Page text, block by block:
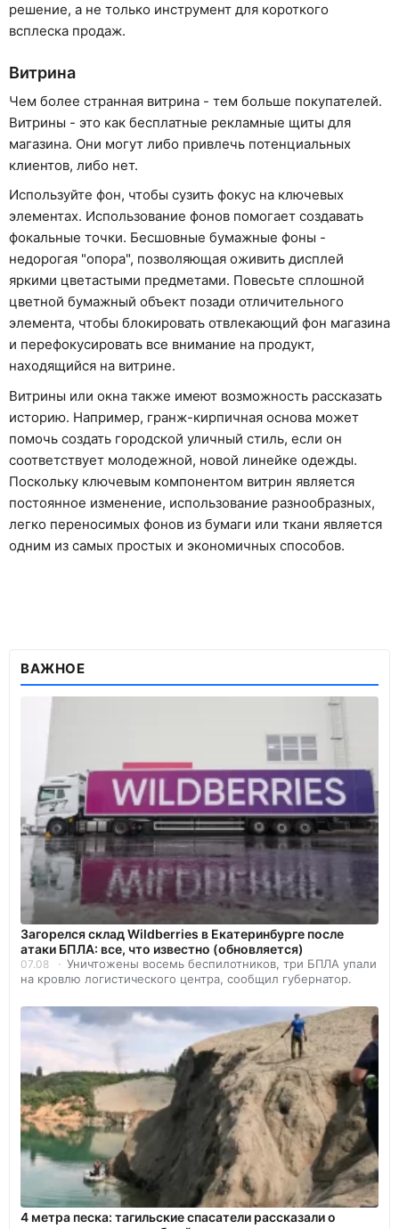
решение, а не только инструмент для короткого
всплеска продаж.
Витрина
Чем более странная витрина - тем больше покупателей.
Витрины - это как бесплатные рекламные щиты для
магазина. Они могут либо привлечь потенциальных
клиентов, либо нет.
Используйте фон, чтобы сузить фокус на ключевых
элементах. Использование фонов помогает создавать
фокальные точки. Бесшовные бумажные фоны -
недорогая "опора", позволяющая оживить дисплей
яркими цветастыми предметами. Повесьте сплошной
цветной бумажный объект позади отличительного
элемента, чтобы блокировать отвлекающий фон магазина
и перефокусировать все внимание на продукт,
находящийся на витрине.
Витрины или окна также имеют возможность рассказать
историю. Например, гранж-кирпичная основа может
помочь создать городской уличный стиль, если он
соответствует молодежной, новой линейке одежды.
Поскольку ключевым компонентом витрин является
постоянное изменение, использование разнообразных,
легко переносимых фонов из бумаги или ткани является
одним из самых простых и экономичных способов.
ВАЖНОЕ
Загорелся склад Wildberries в Екатеринбурге после
атаки БПЛА: все, что известно (обновляется)
07.08
Уничтожены восемь беспилотников, три БПЛА упали
на кровлю логистического центра, сообщил губернатор.
4 метра песка: тагильские спасатели рассказали о